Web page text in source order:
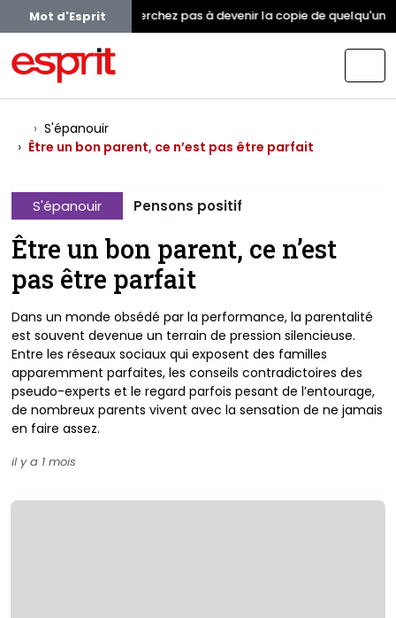
Mot d'EspritNe cherchez pas à devenir la copie de quelqu'un.
S'épanouir
Être un bon parent, ce n’est pas être parfait
S'épanouir Pensons positif
Être un bon parent, ce n’est
pas être parfait
Dans un monde obsédé par la performance, la parentalité
est souvent devenue un terrain de pression silencieuse.
Entre les réseaux sociaux qui exposent des familles
apparemment parfaites, les conseils contradictoires des
pseudo-experts et le regard parfois pesant de l’entourage,
de nombreux parents vivent avec la sensation de ne jamais
en faire assez.
il y a 1 mois